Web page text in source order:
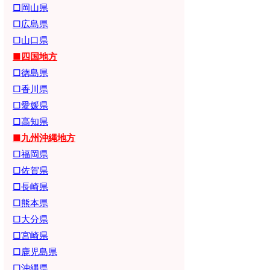
□岡山県
□広島県
□山口県
■四国地方
□徳島県
□香川県
□愛媛県
□高知県
■九州沖縄地方
□福岡県
□佐賀県
□長崎県
□熊本県
□大分県
□宮崎県
□鹿児島県